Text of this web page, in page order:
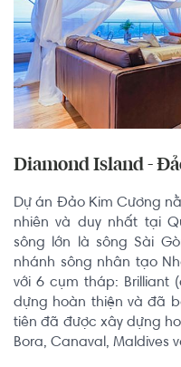
Diamond Island -
Dự án Đảo Kim Cương
nhiên và duy nhất tại
sông lớn là sông Sài
nhánh sông nhân tạo
với 6 cụm tháp: Brilliant
dựng hoàn thiện và đã
tiên đã được xây dựng
Bora, Canaval, Maldives